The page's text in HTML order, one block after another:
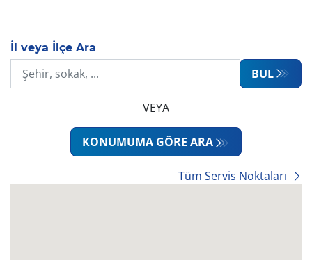
İl veya İlçe Ara
BUL
VEYA
KONUMUMA GÖRE ARA
Tüm Servis Noktaları